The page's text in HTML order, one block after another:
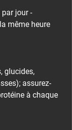
jour -
même heure
glucides,
assurez-
à chaque